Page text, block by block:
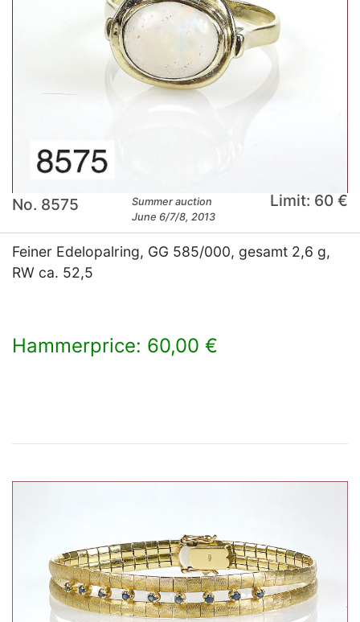
No. 8575
Summer auction
June 6/7/8, 2013
Limit: 60 €
Feiner Edelopalring, GG 585/000, gesamt 2,6 g,
RW ca. 52,5
Hammerprice: 60,00 €